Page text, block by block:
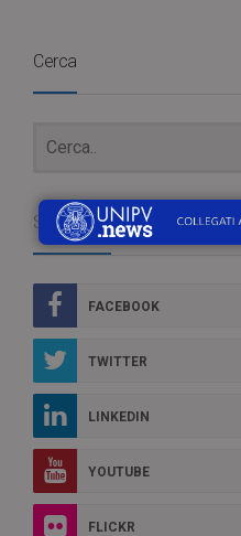
Cerca
Social Box
FACEBOOK
TWITTER
LINKEDIN
YOUTUBE
FLICKR